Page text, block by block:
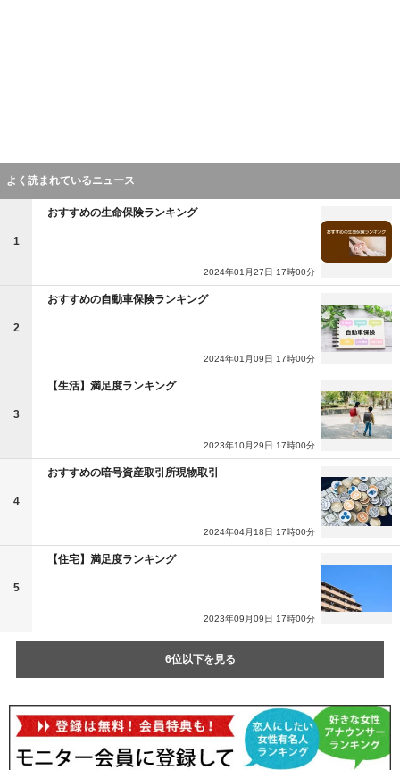
よく読まれているニュース
1
おすすめの生命保険ランキング
2024年01月27日 17時00分
2
おすすめの自動車保険ランキング
2024年01月09日 17時00分
3
【生活】満足度ランキング
2023年10月29日 17時00分
4
おすすめの暗号資産取引所現物取引
2024年04月18日 17時00分
5
【住宅】満足度ランキング
2023年09月09日 17時00分
6位以下を見る